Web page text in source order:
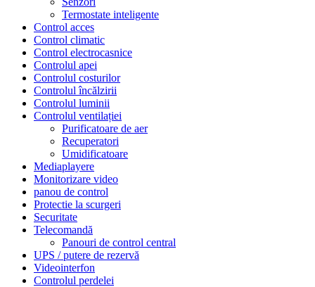
Termostate inteligente
Control acces
Control climatic
Control electrocasnice
Controlul apei
Controlul costurilor
Controlul încălzirii
Controlul luminii
Controlul ventilației
Purificatoare de aer
Recuperatori
Umidificatoare
Mediaplayere
Monitorizare video
panou de control
Protectie la scurgeri
Securitate
Telecomandă
Panouri de control central
UPS / putere de rezervă
Videointerfon
Сontrolul perdelei